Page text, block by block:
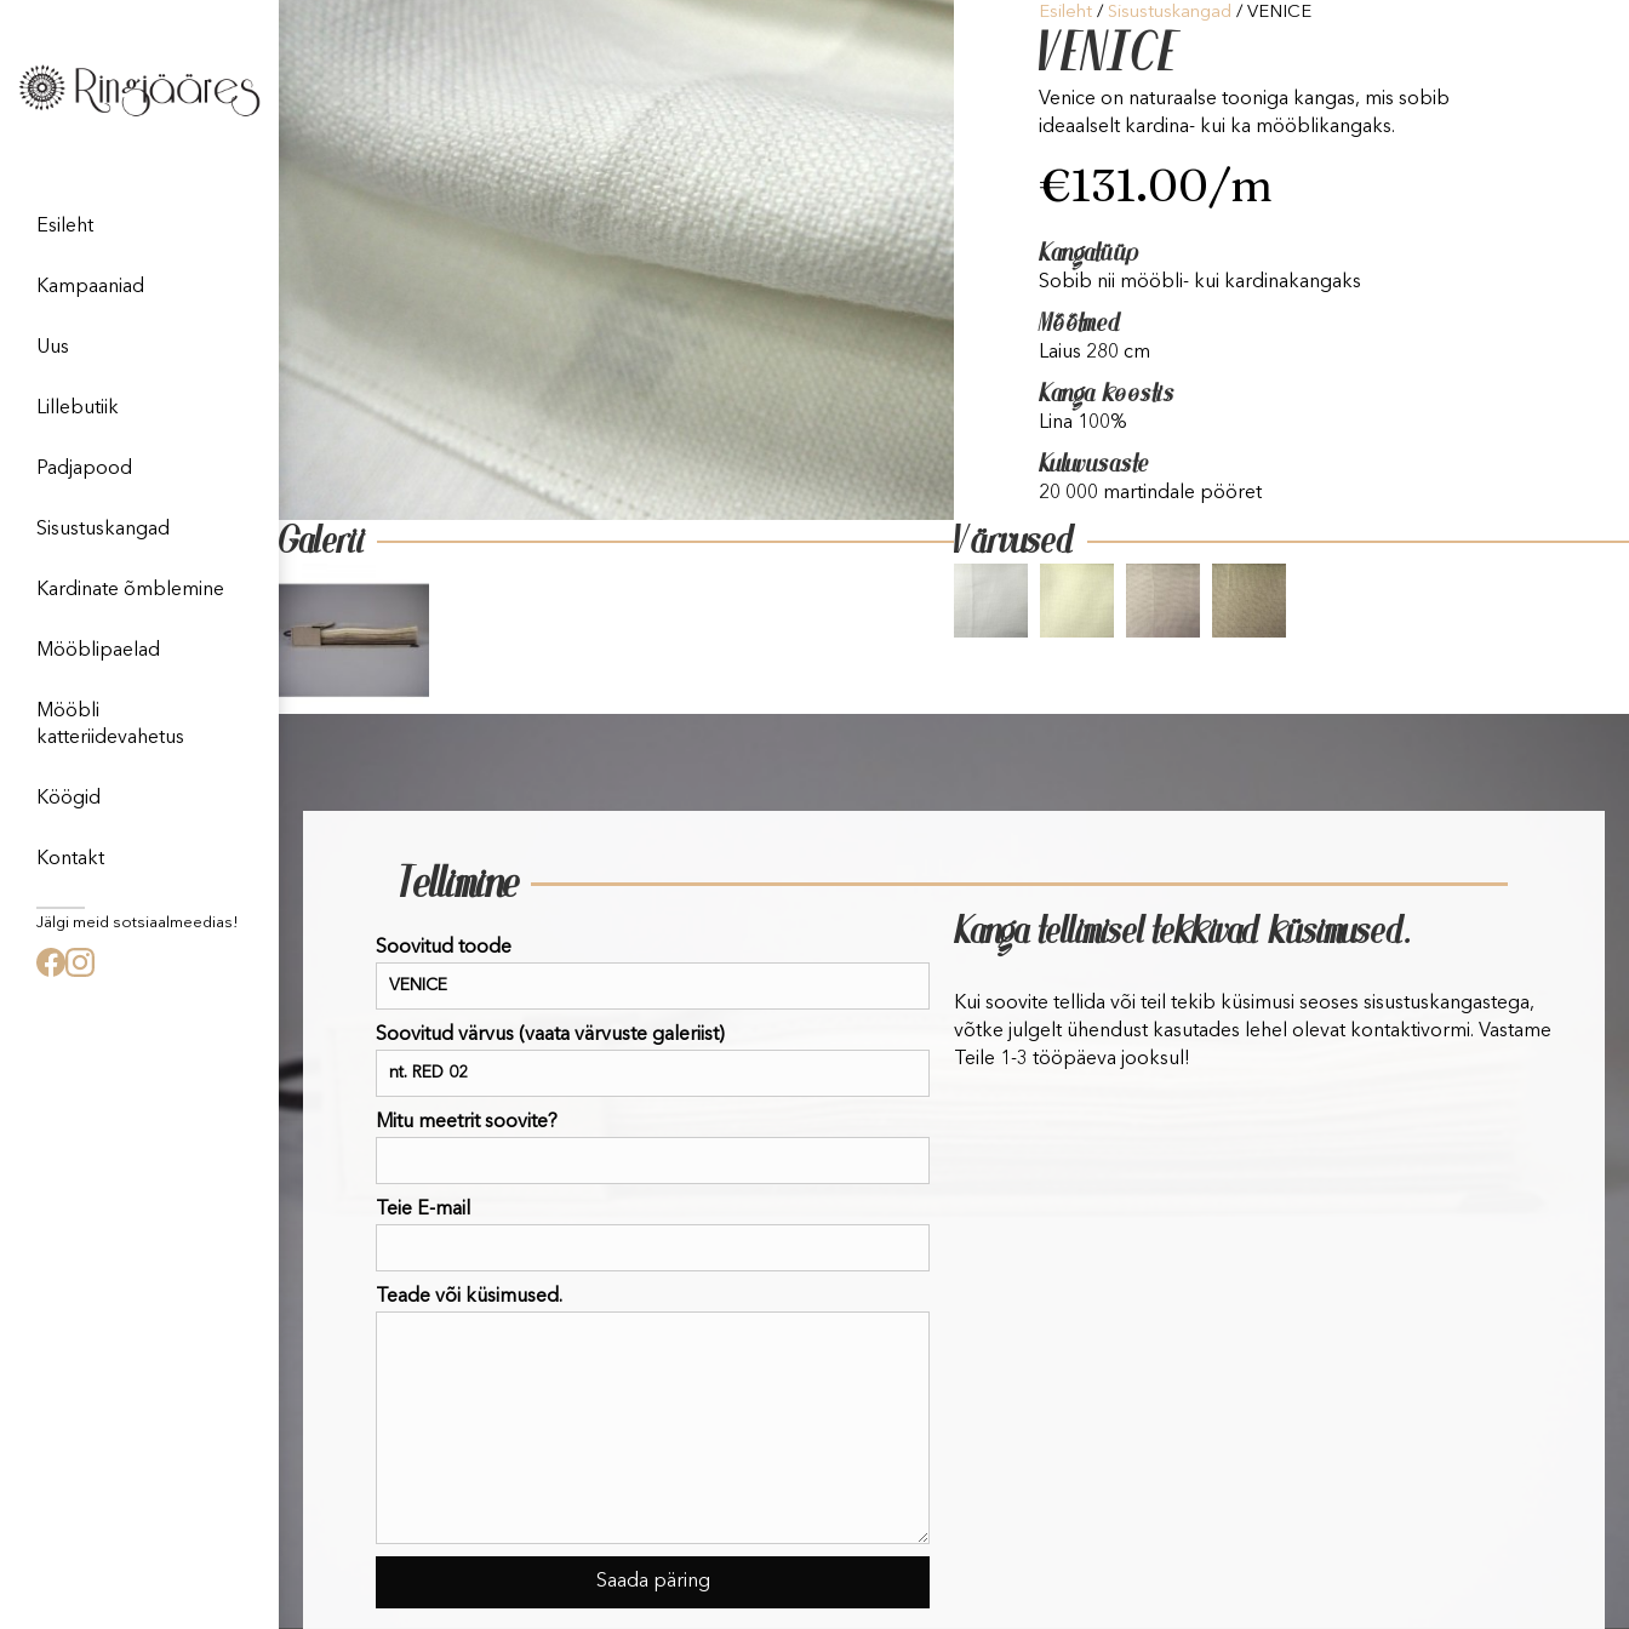
Esileht
Kampaaniad
Uus
Lillebutiik
Padjapood
Sisustuskangad
Kardinate õmblemine
Mööblipaelad
Mööbli
katteriidevahetus
Köögid
Kontakt
Jälgi meid sotsiaalmeedias!
Esileht / Sisustuskangad / VENICE
VENICE
Venice on naturaalse tooniga kangas, mis sobib
ideaalselt kardina- kui ka mööblikangaks.
€131.00/m
Kangatüüp
Sobib nii mööbli- kui kardinakangaks
Mõõtmed
Laius 280 cm
Kanga koostis
Lina 100%
Kuluvusaste
20 000 martindale pööret
Galerii Värvused
Tellimine
Soovitud toode
Soovitud värvus (vaata värvuste galeriist)
Mitu meetrit soovite?
Teie E-mail
Teade või küsimused.
Kanga tellimisel tekkivad küsimused.
Kui soovite tellida või teil tekib küsimusi seoses sisustuskangastega,
võtke julgelt ühendust kasutades lehel olevat kontaktivormi. Vastame
Teile 1-3 tööpäeva jooksul!